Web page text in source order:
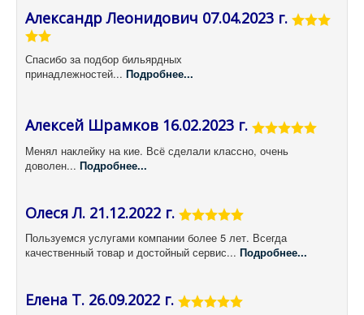
Александр Леонидович 07.04.2023 г.
Спасибо за подбор бильярдных
принадлежностей... Подробнее...
Алексей Шрамков 16.02.2023 г.
Менял наклейку на кие. Всё сделали классно, очень
доволен... Подробнее...
Олеся Л. 21.12.2022 г.
Пользуемся услугами компании более 5 лет. Всегда
качественный товар и достойный сервис... Подробнее...
Елена Т. 26.09.2022 г.